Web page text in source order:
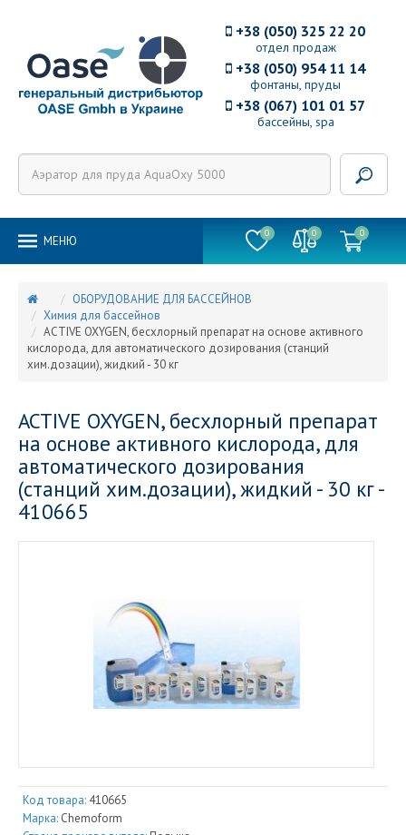
отдел продаж
+38 (050) 325 22 20
фонтаны, пруды
+38 (050) 954 11 14
бассейны, spa
+38 (067) 101 01 57
MEНЮ
0 0 0
ОБОРУДОВАНИЕ ДЛЯ БАССЕЙНОВ
Химия для бассейнов
ACTIVE OXYGEN, бесхлорный препарат на основе активного
кислорода, для автоматического дозирования (станций
хим.дозации), жидкий - 30 кг
ACTIVE OXYGEN, бесхлорный препарат
на основе активного кислорода, для
автоматического дозирования
(станций хим.дозации), жидкий - 30 кг -
410665
Код товара: 410665
Марка: Chemoform